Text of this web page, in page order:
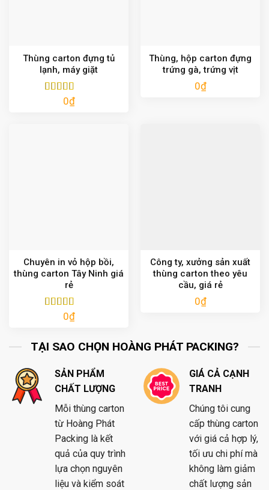
Thùng carton đựng tủ
lạnh, máy giặt
Được xếp
0₫
Thùng, hộp carton đựng
trứng gà, trứng vịt
0₫
Chuyên in vỏ hộp bồi,
thùng carton Tây Ninh giá
rẻ
Được xếp
0₫
Công ty, xưởng sản xuất
thùng carton theo yêu
cầu, giá rẻ
0₫
TẠI SAO CHỌN HOÀNG PHÁT PACKING?
SẢN PHẨM
CHẤT LƯỢNG
Mỗi thùng carton
từ Hoàng Phát
Packing là kết
quả của quy trình
lựa chọn nguyên
liệu và kiểm soát
GIÁ CẢ CẠNH
TRANH
Chúng tôi cung
cấp thùng carton
với giá cả hợp lý,
tối ưu chi phí mà
không làm giảm
chất lượng sản